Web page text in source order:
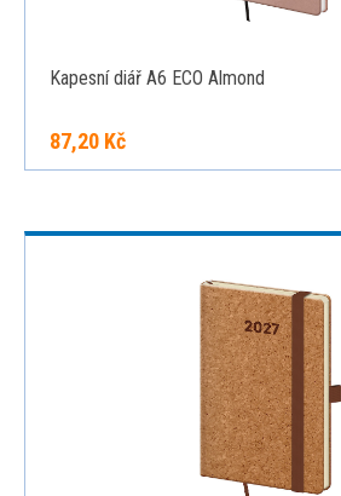
Kapesní diář A6 ECO Almond
87,20 Kč